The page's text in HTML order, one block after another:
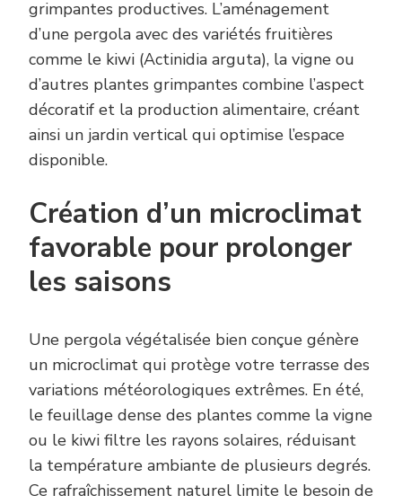
grimpantes productives. L’aménagement
d’une pergola avec des variétés fruitières
comme le kiwi (Actinidia arguta), la vigne ou
d’autres plantes grimpantes combine l’aspect
décoratif et la production alimentaire, créant
ainsi un jardin vertical qui optimise l’espace
disponible.
Création d’un microclimat
favorable pour prolonger
les saisons
Une pergola végétalisée bien conçue génère
un microclimat qui protège votre terrasse des
variations météorologiques extrêmes. En été,
le feuillage dense des plantes comme la vigne
ou le kiwi filtre les rayons solaires, réduisant
la température ambiante de plusieurs degrés.
Ce rafraîchissement naturel limite le besoin de